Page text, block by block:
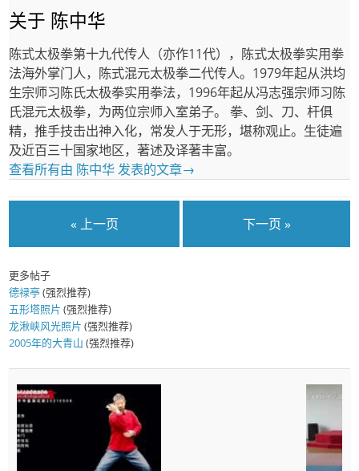
关于 陈中华
陈式太极拳第十九代传人（亦作11代），陈式太极拳实用拳
法海外掌门人，陈式混元太极拳二代传人。1979年起从洪均
生宗师习陈氏太极拳实用拳法，1996年起从冯志强宗师习陈
氏混元太极拳，为两位宗师入室弟子。 拳、剑、刀、杆俱
精，推手技击出神入化，常发人于无形，堪称观止。生徒遍
及近百三十国家地区，著述及译著丰富。
查看所有由 陈中华 发表的文章→
« 上一页 下一页 »
更多帖子
德禄亭(强烈推荐)
五形塔照片 (强烈推荐)
龙湫峡风光照片 (强烈推荐)
2005年的大青山 (强烈推荐)